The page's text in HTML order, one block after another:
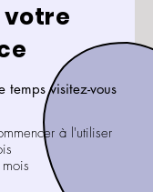
votre
temps visitez-vous
à l'utiliser